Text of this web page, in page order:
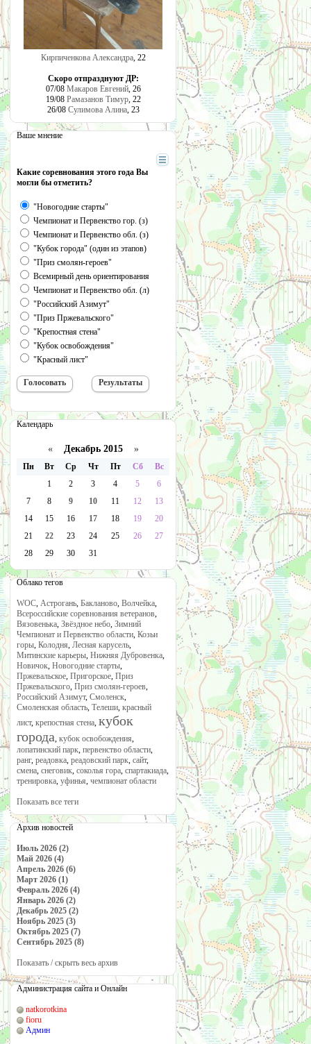
Кирпиченкова Александра, 22
Скоро отпразднуют ДР:
07/08 Макаров Евгений, 26
19/08 Рамазанов Тимур, 22
26/08 Сулимова Алина, 23
Ваше мнение
Какие соревнования этого года Вы
могли бы отметить?
"Новогодние старты"
Чемпионат и Первенство гор. (з)
Чемпионат и Первенство обл. (з)
"Кубок города" (один из этапов)
"Приз смолян-героев"
Всемирный день ориентирования
Чемпионат и Первенство обл. (л)
"Российский Азимут"
"Приз Пржевальского"
"Крепостная стена"
"Кубок освобождения"
"Красный лист"
Календарь
«Декабрь 2015 »
Пн Вт Ср Чт Пт Сб
Вс
1
2 3 4 5
6
7
8 9 10 11 12
13
14
15 16 17 18 19
20
21
22 23 24 25 26
27
28
29 30 31
Облако тегов
WOC, Астрогань, Бакланово, Волчейка,
Всероссийские соревнования ветеранов,
Вязовенька, Звёздное небо, Зимний
Чемпионат и Первенство области, Козьи
горы, Колодня, Лесная карусель,
Митинские карьеры, Нижняя Дубровенка,
Новичок, Новогодние старты,
Пржевальское, Пригорское, Приз
Пржевальского, Приз смолян-героев,
Российский Азимут, Смоленск,
Смоленская область, Телеши, красный
лист, крепостная стена, кубок
города, кубок освобождения,
лопатинский парк, первенство области,
ранг, реадовка, реадовский парк, сайт,
смена, снеговик, соколья гора, спартакиада,
тренировка, уфинья, чемпионат области
Показать все теги
Архив новостей
Июль 2026 (2)
Май 2026 (4)
Апрель 2026 (6)
Март 2026 (1)
Февраль 2026 (4)
Январь 2026 (2)
Декабрь 2025 (2)
Ноябрь 2025 (3)
Октябрь 2025 (7)
Сентябрь 2025 (8)
Показать / скрыть весь архив
Администрация сайта и Онлайн
natkorotkina
fioru
Админ